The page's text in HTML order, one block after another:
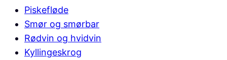
Piskefløde
Smør og smørbar
Rødvin og hvidvin
Kyllingeskrog